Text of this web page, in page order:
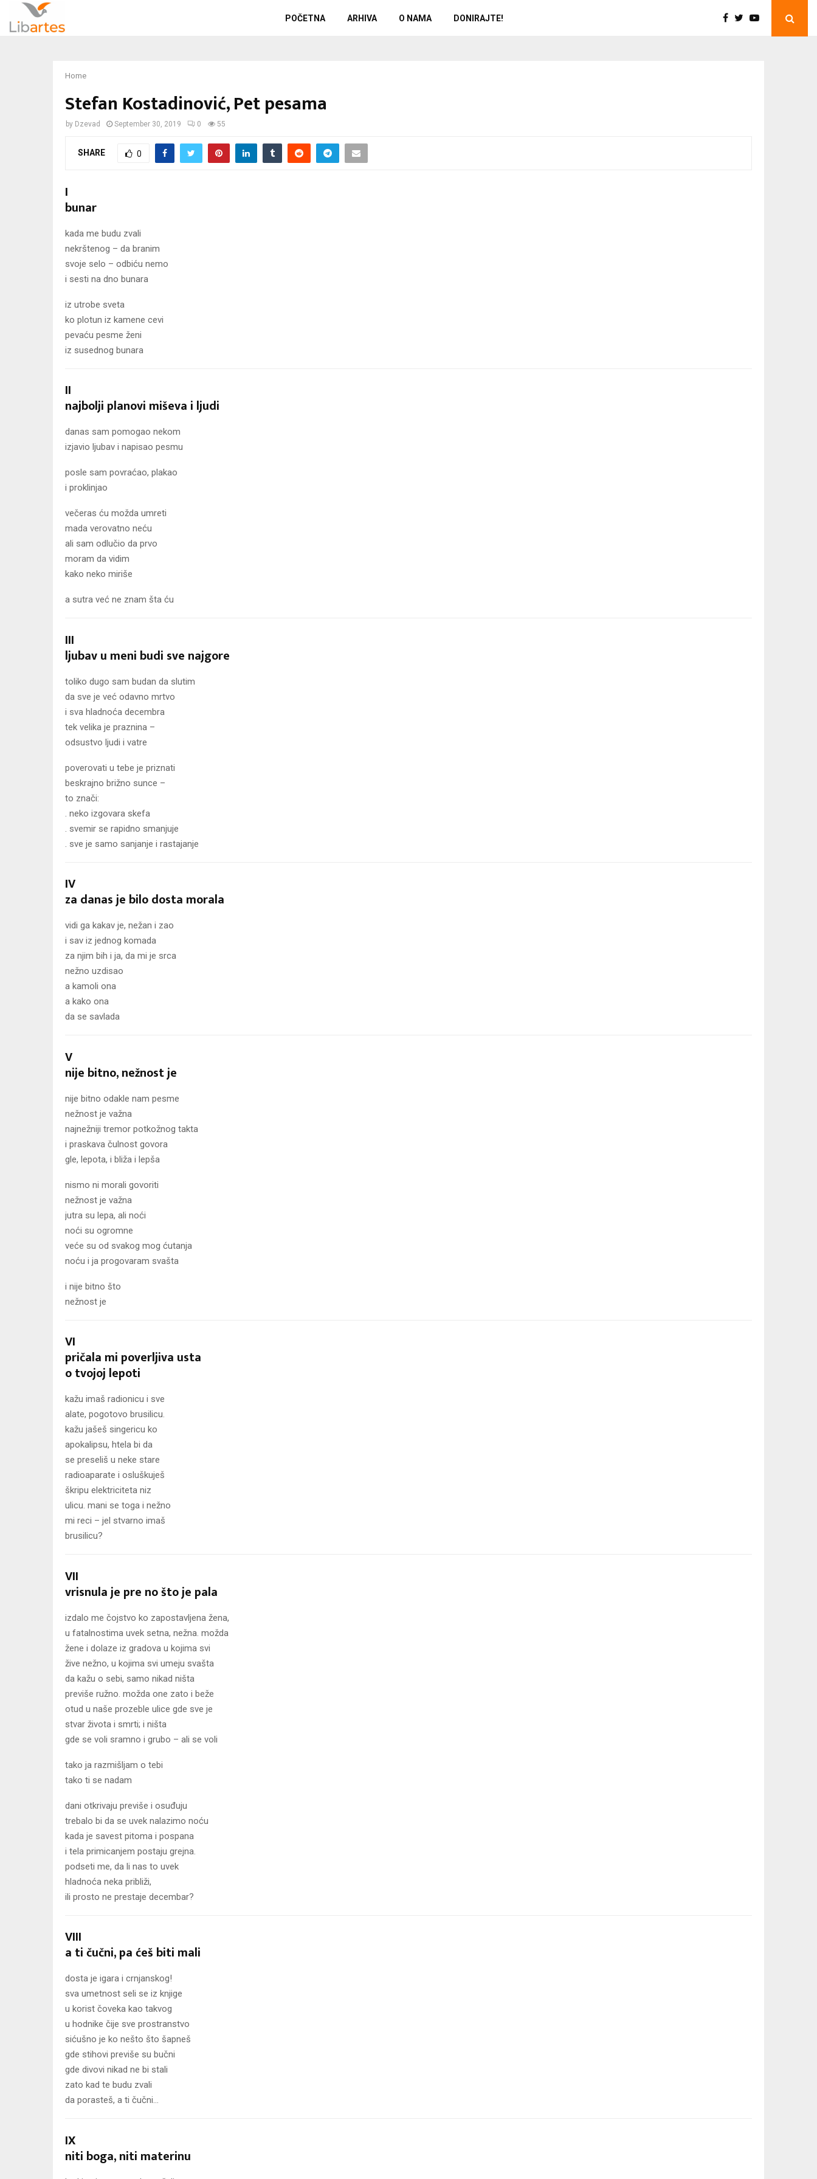
POČETNA ARHIVA O NAMA DONIRAJTE!
Home
Stefan Kostadinović, Pet pesama
by Dzevad September 30, 2019 0 55
SHARE 0
I
bunar
kada me budu zvali
nekrštenog – da branim
svoje selo – odbiću nemo
i sesti na dno bunara
iz utrobe sveta
ko plotun iz kamene cevi
pevaću pesme ženi
iz susednog bunara
II
najbolji planovi miševa i ljudi
danas sam pomogao nekom
izjavio ljubav i napisao pesmu
posle sam povraćao, plakao
i proklinjao
večeras ću možda umreti
mada verovatno neću
ali sam odlučio da prvo
moram da vidim
kako neko miriše
a sutra već ne znam šta ću
III
ljubav u meni budi sve najgore
toliko dugo sam budan da slutim
da sve je već odavno mrtvo
i sva hladnoća decembra
tek velika je praznina –
odsustvo ljudi i vatre
poverovati u tebe je priznati
beskrajno brižno sunce –
to znači:
. neko izgovara skefa
. svemir se rapidno smanjuje
. sve je samo sanjanje i rastajanje
IV
za danas je bilo dosta morala
vidi ga kakav je, nežan i zao
i sav iz jednog komada
za njim bih i ja, da mi je srca
nežno uzdisao
a kamoli ona
a kako ona
da se savlada
V
nije bitno, nežnost je
nije bitno odakle nam pesme
nežnost je važna
najnežniji tremor potkožnog takta
i praskava čulnost govora
gle, lepota, i bliža i lepša
nismo ni morali govoriti
nežnost je važna
jutra su lepa, ali noći
noći su ogromne
veće su od svakog mog ćutanja
noću i ja progovaram svašta
i nije bitno što
nežnost je
VI
pričala mi poverljiva usta
o tvojoj lepoti
kažu imaš radionicu i sve
alate, pogotovo brusilicu.
kažu jašeš singericu ko
apokalipsu, htela bi da
se preseliš u neke stare
radioaparate i osluškuješ
škripu elektriciteta niz
ulicu. mani se toga i nežno
mi reci – jel stvarno imaš
brusilicu?
VII
vrisnula je pre no što je pala
izdalo me čojstvo ko zapostavljena žena,
u fatalnostima uvek setna, nežna. možda
žene i dolaze iz gradova u kojima svi
žive nežno, u kojima svi umeju svašta
da kažu o sebi, samo nikad ništa
previše ružno. možda one zato i beže
otud u naše prozeble ulice gde sve je
stvar života i smrti; i ništa
gde se voli sramno i grubo – ali se voli
tako ja razmišljam o tebi
tako ti se nadam
dani otkrivaju previše i osuđuju
trebalo bi da se uvek nalazimo noću
kada je savest pitoma i pospana
i tela primicanjem postaju grejna.
podseti me, da li nas to uvek
hladnoća neka približi,
ili prosto ne prestaje decembar?
VIII
a ti čučni, pa ćeš biti mali
dosta je igara i crnjanskog!
sva umetnost seli se iz knjige
u korist čoveka kao takvog
u hodnike čije sve prostranstvo
sićušno je ko nešto što šapneš
gde stihovi previše su bučni
gde divovi nikad ne bi stali
zato kad te budu zvali
da porasteš, a ti čučni…
IX
niti boga, niti materinu